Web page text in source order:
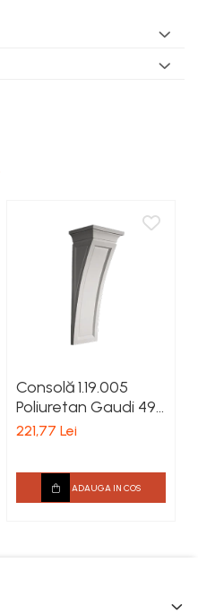
Consolă 1.19.005
Poliuretan Gaudi 496
x 188 x 163 mm
221,77 Lei
ADAUGA IN COS